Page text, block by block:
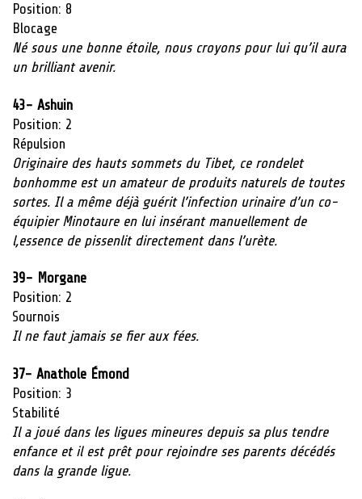
Position: 8
Blocage
Né sous une bonne étoile, nous croyons pour lui qu’il aura
un brilliant avenir.
43- Ashuin
Position: 2
Répulsion
Originaire des hauts sommets du Tibet, ce rondelet
bonhomme est un amateur de produits naturels de toutes
sortes. Il a même déjà guérit l’infection urinaire d’un co-
équipier Minotaure en lui insérant manuellement de
l,essence de pissenlit directement dans l’urète.
39- Morgane
Position: 2
Sournois
Il ne faut jamais se fier aux fées.
37- Anathole Émond
Position: 3
Stabilité
Il a joué dans les ligues mineures depuis sa plus tendre
enfance et il est prêt pour rejoindre ses parents décédés
dans la grande ligue.